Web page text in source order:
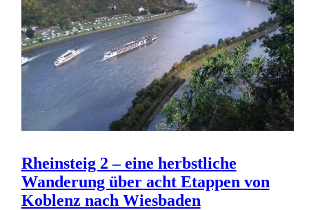
Rheinsteig 2 – eine herbstliche
Wanderung über acht Etappen von
Koblenz nach Wiesbaden